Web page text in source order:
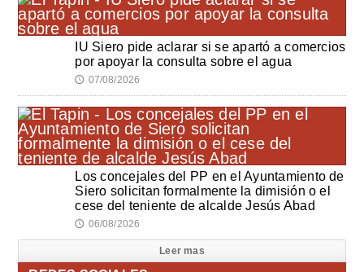
IU Siero pide aclarar si se apartó a comercios
por apoyar la consulta sobre el agua
🕔 07/08/2026
Los concejales del PP en el Ayuntamiento de
Siero solicitan formalmente la dimisión o el
cese del teniente de alcalde Jesús Abad
🕔 06/08/2026
Leer mas